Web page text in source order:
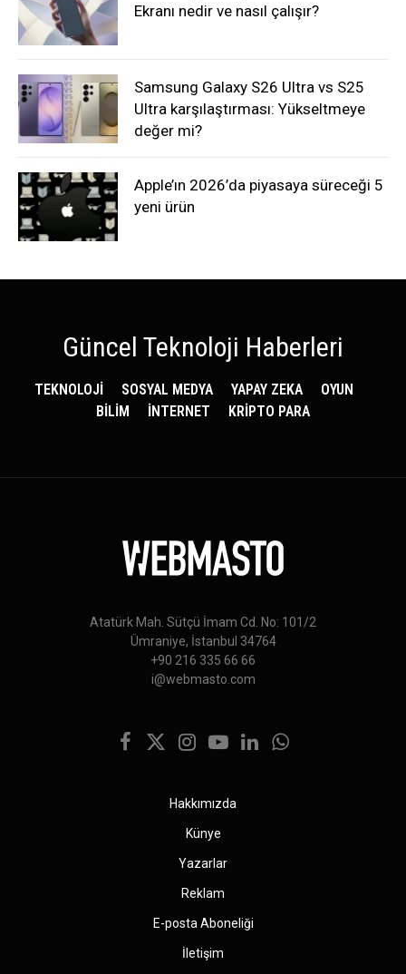
Ekranı nedir ve nasıl çalışır?
Samsung Galaxy S26 Ultra vs S25
Ultra karşılaştırması: Yükseltmeye
değer mi?
Apple’ın 2026’da piyasaya süreceği 5
yeni ürün
Güncel Teknoloji Haberleri
TEKNOLOJİ SOSYAL MEDYA YAPAY ZEKA
OYUN
BİLİM
İNTERNET KRİPTO PARA
Atatürk Mah. Sütçü İmam Cd. No: 101/2
Ümraniye, İstanbul 34764
+90 216 335 66 66
i@webmasto.com
Facebook
X
Instagram
YouTubeLinkedInWhatsApp
Hakkımızda
Künye
Yazarlar
Reklam
E-posta Aboneliği
İletişim